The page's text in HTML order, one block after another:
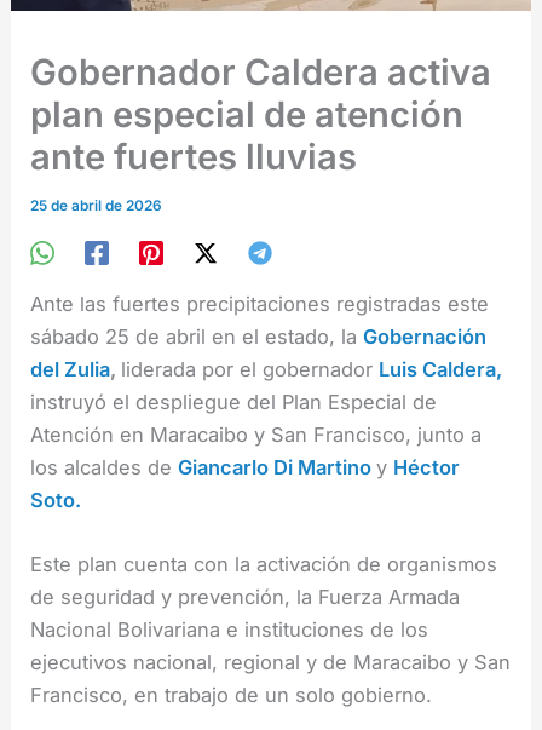
Gobernador Caldera activa
plan especial de atención
ante fuertes lluvias
25 de abril de 2026
Ante las fuertes precipitaciones registradas este
sábado 25 de abril en el estado, laGobernación
del Zulia, liderada por el gobernador Luis Caldera,
instruyó el despliegue del Plan Especial de
Atención en Maracaibo y San Francisco, junto a
los alcaldes deGiancarlo Di Martinoy Héctor
Soto.
Este plan cuenta con la activación de organismos
de seguridad y prevención, la Fuerza Armada
Nacional Bolivariana e instituciones de los
ejecutivos nacional, regional y de Maracaibo y San
Francisco, en trabajo de un solo gobierno.